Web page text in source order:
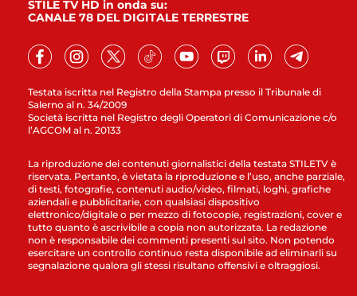
Testata iscritta nel Registro della Stampa presso il Tribunale di
Salerno al n. 34/2009
Società iscritta nel Registro degli Operatori di Comunicazione c/o
l’AGCOM al n. 20133
STILE TV HD in onda su:
CANALE 78 DEL DIGITALE TERRESTRE
La riproduzione dei contenuti giornalistici della testata STILETV è
riservata. Pertanto, è vietata la riproduzione e l’uso, anche parziale,
di testi, fotografie, contenuti audio/video, filmati, loghi, grafiche
aziendali e pubblicitarie, con qualsiasi dispositivo
elettronico/digitale o per mezzo di fotocopie, registrazioni, cover e
tutto quanto è ascrivibile a copia non autorizzata. La redazione
non è responsabile dei commenti presenti sul sito. Non potendo
esercitare un controllo continuo resta disponibile ad eliminarli su
segnalazione qualora gli stessi risultano offensivi e oltraggiosi.